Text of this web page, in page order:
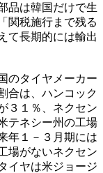
品は韓国だけで生
関税施行まで残る
て長期的には輸出
のタイヤメーカー
合は、ハンコック
３１％、ネクセン
テネシー州の工場
年１－３月期には
場がないネクセン
イヤは米ジョージ